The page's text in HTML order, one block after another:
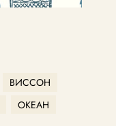
ВИССОН
ОКЕАН